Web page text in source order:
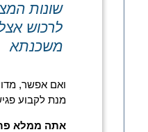
שונות
לרכוש
משכנתא
ואם אפשר,
מנת לקבוע
אתה ממלא